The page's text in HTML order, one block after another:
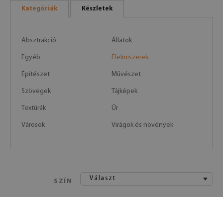
Kategóriák Készletek
Absztrakció Állatok
Egyéb Élelmiszerek
Építészet Művészet
Szövegek Tájképek
Textúrák Űr
Városok Virágok és növények
SZÍN Választ